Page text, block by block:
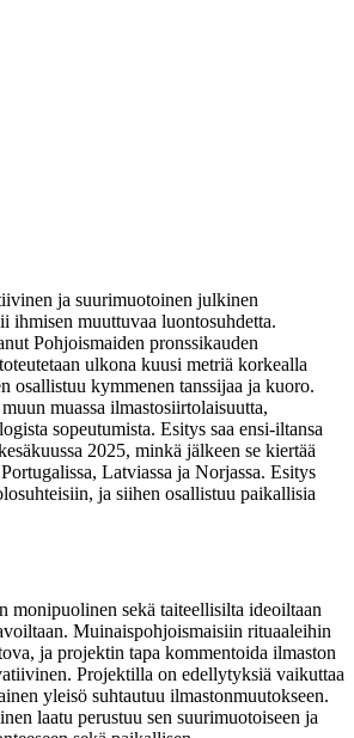
ja suurimuotoinen julkinen
ihmisen muuttuvaa luontosuhdetta.
Pohjoismaiden pronssikauden
ulkona kuusi metriä korkealla
osallistuu kymmenen tanssijaa ja kuoro.
muassa ilmastosiirtolaisuutta,
sopeutumista. Esitys saa ensi-iltansa
2025, minkä jälkeen se kiertää
Latviassa ja Norjassa. Esitys
ja siihen osallistuu paikallisia
monipuolinen sekä taiteellisilta ideoiltaan
Muinaispohjoismaisiin rituaaleihin
ja projektin tapa kommentoida ilmaston
Projektilla on edellytyksiä vaikuttaa
yleisö suhtautuu ilmastonmuutokseen.
laatu perustuu sen suurimuotoiseen ja